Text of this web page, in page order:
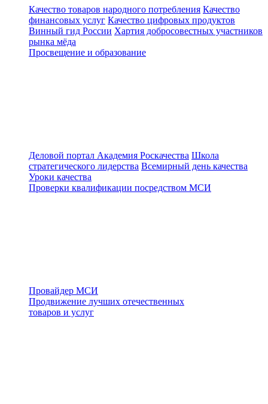
Качество товаров народного потребления Качество
финансовых услуг Качество цифровых продуктов
Винный гид России Хартия добросовестных участников
рынка мёда
Просвещение и образование
Деловой портал Академия Роскачества Школа
стратегического лидерства Всемирный день качества
Уроки качества
Проверки квалификации посредством МСИ
Провайдер МСИ
Продвижение лучших отечественных
товаров и услуг